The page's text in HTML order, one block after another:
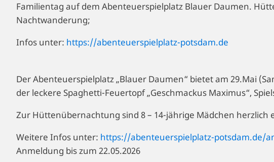
Familientag auf dem Abenteuerspielplatz Blauer Daumen.
Nachtwanderung;
Infos unter: https://abenteuerspielplatz-potsdam.de
Der Abenteuerspielplatz „Blauer Daumen“ bietet am 29.Mai
der leckere Spaghetti-Feuertopf „Geschmackus Maximus“,
Zur Hüttenübernachtung sind 8 – 14-jährige Mädchen herzlich
Weitere Infos unter: https://abenteuerspielplatz-potsdam.de/
Anmeldung bis zum 22.05.2026